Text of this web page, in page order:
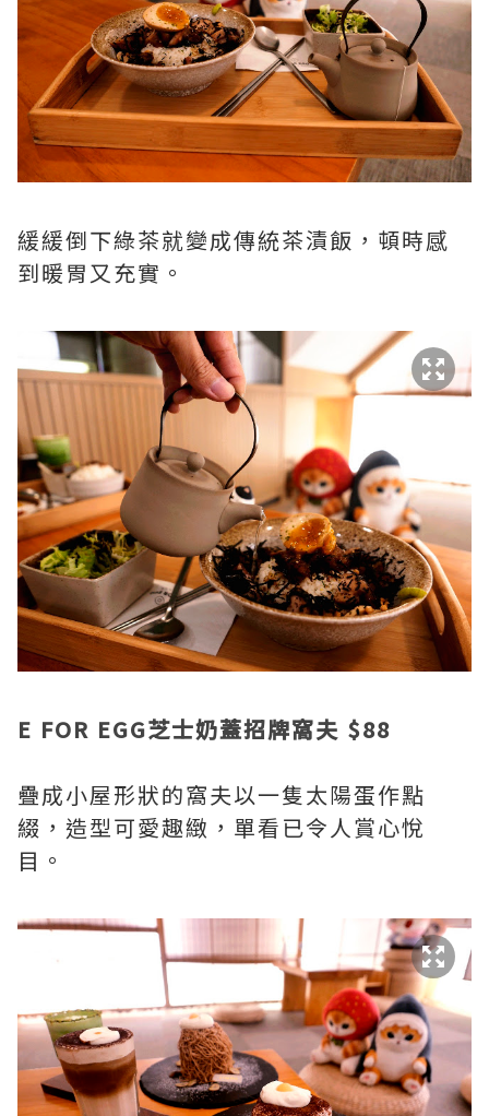
緩緩倒下綠茶就變成傳統茶漬飯，頓時感
到暖胃又充實。
E FOR EGG芝士奶蓋招牌窩夫 $88
疊成小屋形狀的窩夫以一隻太陽蛋作點
綴，造型可愛趣緻，單看已令人賞心悅
目。